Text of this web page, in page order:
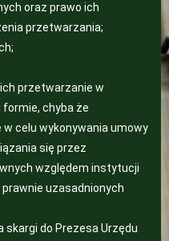
oraz prawo ich
przetwarzania;
przetwarzanie w
chyba że
celu wykonywania umowy
się przez
względem instytucji
uzasadnionych
do Prezesa Urzędu